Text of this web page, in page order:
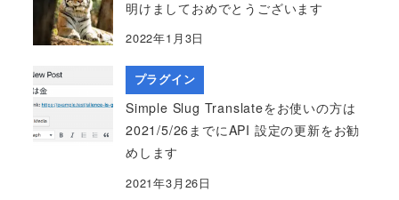
明けましておめでとうございます
2022年1月3日
プラグイン
Simple Slug Translateをお使いの方は
2021/5/26までにAPI 設定の更新をお勧
めします
2021年3月26日